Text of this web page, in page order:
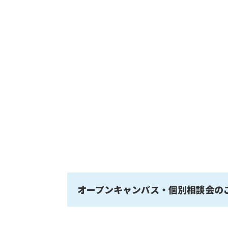
オープンキャンパス・個別相談会の